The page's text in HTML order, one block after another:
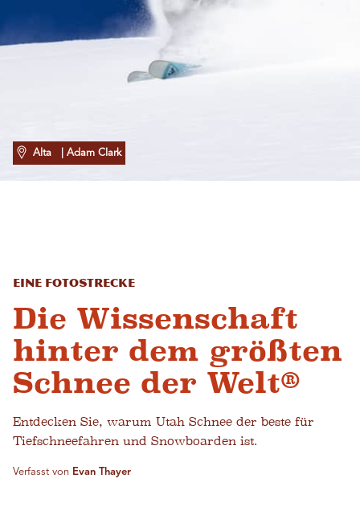
Alta | Adam Clark
Eine Fotostrecke
Die Wissenschaft
hinter dem größten
Schnee der Welt®
Entdecken Sie, warum Utah Schnee der beste für
Tiefschneefahren und Snowboarden ist.
Verfasst von Evan Thayer